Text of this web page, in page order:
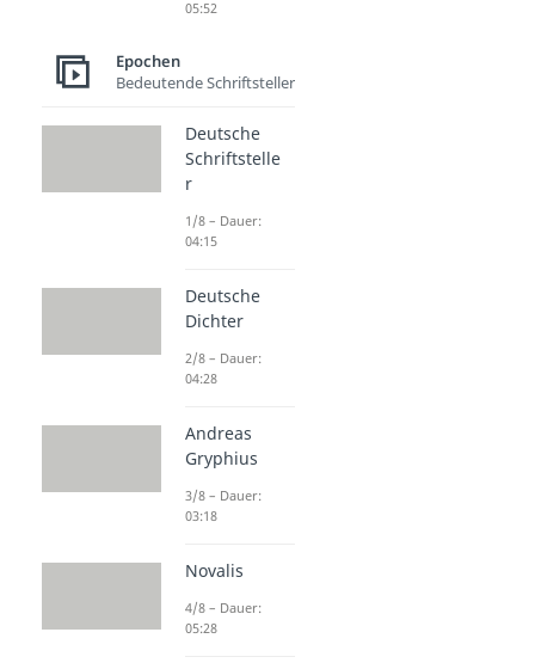
05:52
Epochen
Bedeutende Schriftsteller
Deutsche
Schriftstelle
r
1/8 – Dauer:
04:15
Deutsche
Dichter
2/8 – Dauer:
04:28
Andreas
Gryphius
3/8 – Dauer:
03:18
Novalis
4/8 – Dauer:
05:28